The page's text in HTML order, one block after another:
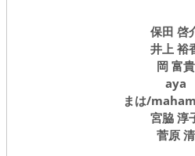
保田 啓
井上 裕
岡 富貴
aya
まは/
宮脇 淳
菅原 清